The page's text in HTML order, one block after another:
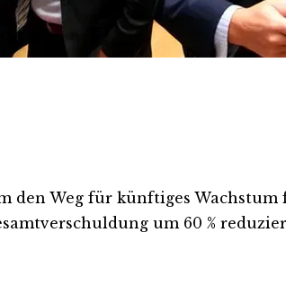
den Weg für künftiges
um 60 %